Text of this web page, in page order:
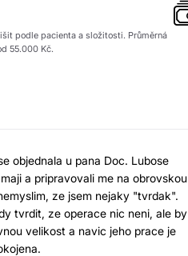
podle pacienta a složitosti. Průměrná
55.000 Kč.
objednala u pana Doc. Lubose
a pripravovali me na obrovskou
ze jsem nejaky "tvrdak".
tvrdit, ze operace nic neni, ale
velikost a navic jeho prace je